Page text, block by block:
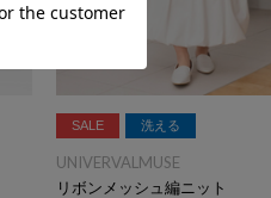
SALE 洗える
UNIVERVALMUSE
リボンメッシュ編ニット